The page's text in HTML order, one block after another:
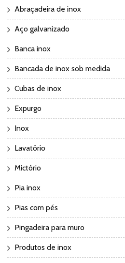
Abraçadeira de inox
Aço galvanizado
Banca inox
Bancada de inox sob medida
Cubas de inox
Expurgo
Inox
Lavatório
Mictório
Pia inox
Pias com pés
Pingadeira para muro
Produtos de inox